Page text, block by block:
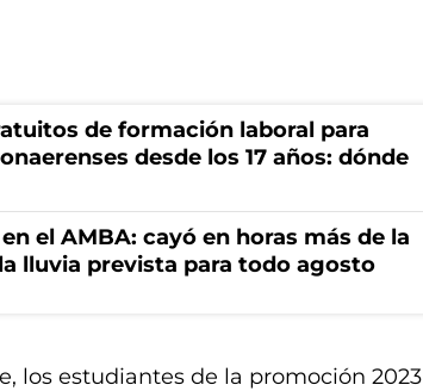
de formación laboral para
desde los 17 años: dónde
el AMBA: cayó en horas más de la
lluvia prevista para todo agosto
los estudiantes de la promoción 2023